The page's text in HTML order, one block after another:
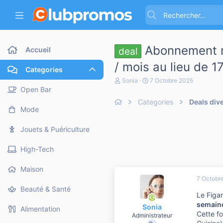
Accueil
Categories
Open Bar
Mode
Jouets & Puériculture
High-Tech
Maison
Beauté & Santé
Alimentation
deal
Abonnement
/ mois au lieu de
A
e
Sonia
D
e
7 Octobre 2025
Categories Deals
Sonia
Administrateur
7
Le
Cette